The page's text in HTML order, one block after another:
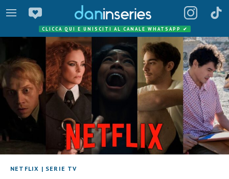
CLICCA QUI E UNISCITI AL CANALE WHATSAPP ✔
NETFLIX | SERIE TV